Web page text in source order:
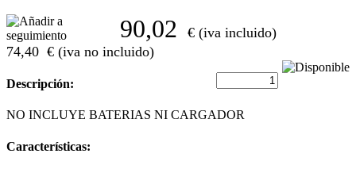
90,02
€ (iva incluido)
74,40 € (iva no incluido)
Descripción:
NO INCLUYE BATERIAS NI CARGADOR
Características: